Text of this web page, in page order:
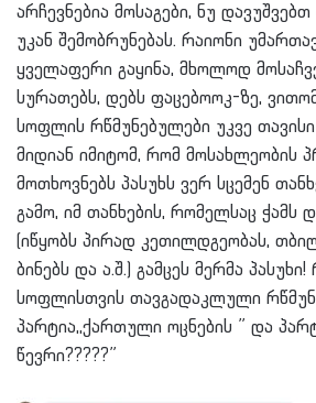
არჩევნებია მოსაგები, ნუ
უკან შემობრუნებას. რაიონი
ყველაფერი გაყინა, მხოლოდ
სურათებს, დებს ფაცებოოკ-ზე,
სოფლის რწმუნებულები უკვე თავისი
მიდიან იმიტომ, რომ მოსახლეობის
მოთხოვნებს პასუხს ვერ სცემენ
გამო, იმ თანხების, რომელსაც ჭამს
(იწყობს პირად კეთილდგეობას,
ბინებს და ა.შ.) გამცეს მერმა პასუხი!
სოფლისთვის თავგადაკლული
პარტია,,ქართული ოცნების ” და
წევრი?????”